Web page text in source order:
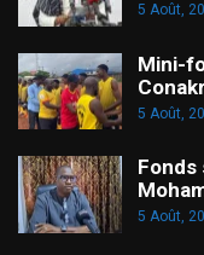
5 Août,
Mini-
5 Août,
Fonds
5 Août,